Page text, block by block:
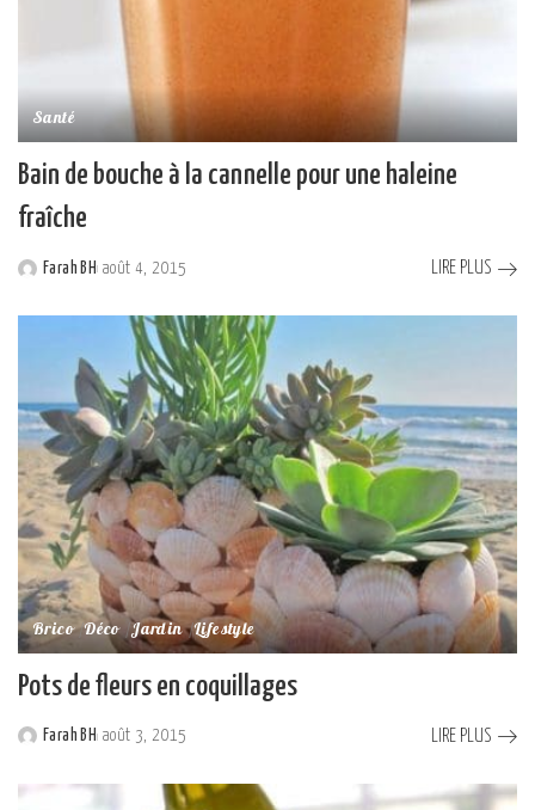
Santé
Bain de bouche à la cannelle pour une haleine
fraîche
Posted
Farah BH août 4, 2015 LIRE PLUS
Brico Déco Jardin Lifestyle
Pots de fleurs en coquillages
Farah BH août 3, 2015 LIRE PLUS